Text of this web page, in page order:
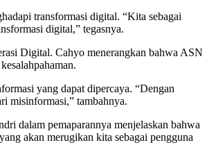
transformasi digital. “Kita sebagai
digital,” tegasnya.
Digital. Cahyo menerangkan bahwa ASN
yang dapat dipercaya. “Dengan
misinformasi,” tambahnya.
dalam pemaparannya menjelaskan bahwa
akan merugikan kita sebagai pengguna